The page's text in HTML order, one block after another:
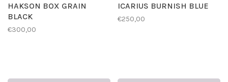
HAKSON BOX GRAIN
BLACK
€300,00
ICARIUS BURNISH BLUE
€250,00